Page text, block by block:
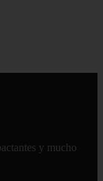
y mucho